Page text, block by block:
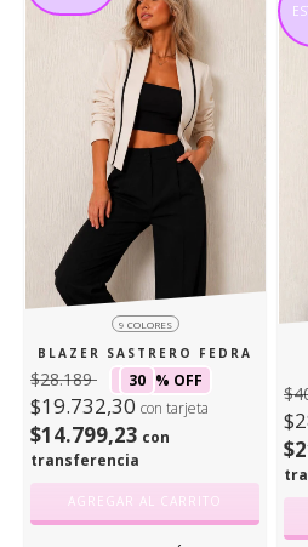
9 COLORES
BLAZER SASTRERO FEDRA
$28.189 30 % OFF
$19.732,30 con tarjeta
$14.799,23 con
transferencia
AGREGAR AL CARRITO